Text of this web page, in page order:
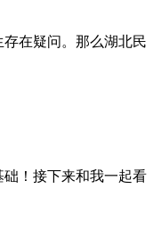
在疑问。那么湖北民
！接下来和我一起看